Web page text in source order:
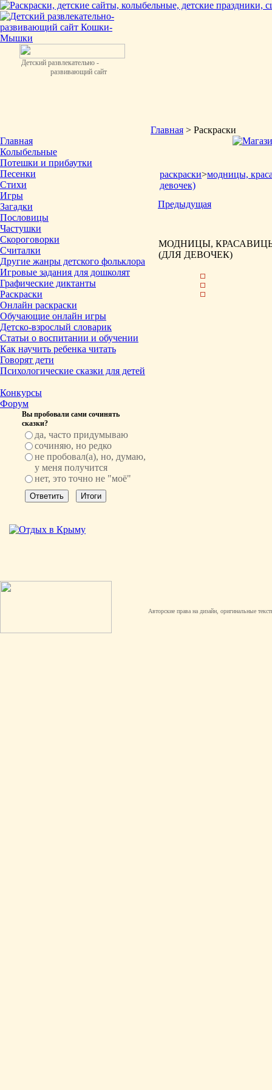
Детский развлекательно -
развивающий сайт
Главная
Колыбельные
Потешки и прибаутки
Песенки
Стихи
Игры
Загадки
Пословицы
Частушки
Скороговорки
Считалки
Другие жанры детского фольклора
Игровые задания для дошколят
Графические диктанты
Раскраски
Онлайн раскраски
Обучающие онлайн игры
Детско-взрослый словарик
Статьи о воспитании и обучении
Как научить ребенка читать
Говорят дети
Психологические сказки для детей
Конкурсы
Форум
Вы пробовали сами сочинять
сказки?
да, часто придумываю
сочиняю, но редко
не пробовал(а), но, думаю,
у меня получится
нет, это точно не "моё"
Главная > Раскраски
раскраски>модницы,
девочек)
Предыдущая
МОДНИЦЫ,
(ДЛЯ ДЕВОЧЕК)
Авторские права на дизайн, оригинальные